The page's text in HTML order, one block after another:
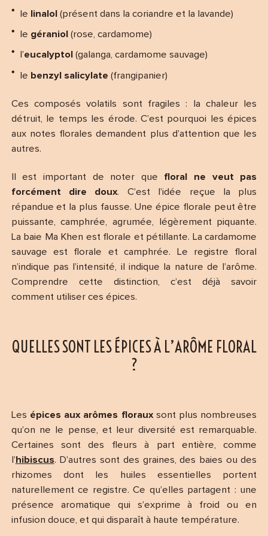
le linalol (présent dans la coriandre et la lavande)
le géraniol (rose, cardamome)
l’eucalyptol (galanga, cardamome sauvage)
le benzyl salicylate (frangipanier)
Ces composés volatils sont fragiles : la chaleur les
détruit, le temps les érode. C’est pourquoi les épices
aux notes florales demandent plus d’attention que les
autres.
Il est important de noter que floral ne veut pas
forcément dire doux. C’est l’idée reçue la plus
répandue et la plus fausse. Une épice florale peut être
puissante, camphrée, agrumée, légèrement piquante.
La baie Ma Khen est florale et pétillante. La cardamome
sauvage est florale et camphrée. Le registre floral
n’indique pas l’intensité, il indique la nature de l’arôme.
Comprendre cette distinction, c’est déjà savoir
comment utiliser ces épices.
QUELLES SONT LES ÉPICES À L’ARÔME FLORAL
?
Les épices aux arômes florauxsont plus nombreuses
qu’on ne le pense, et leur diversité est remarquable.
Certaines sont des fleurs à part entière, comme
l’ hibiscus. D’autres sont des graines, des baies ou des
rhizomes dont les huiles essentielles portent
naturellement ce registre. Ce qu’elles partagent : une
présence aromatique qui s’exprime à froid ou en
infusion douce, et qui disparaît à haute température.